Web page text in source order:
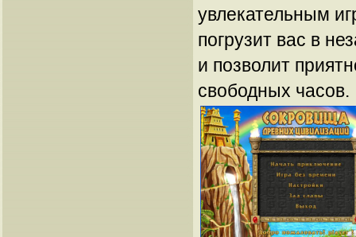
увлекательным
погрузит вас в
и позволит
свободных часов.